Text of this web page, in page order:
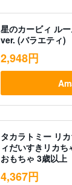
星のカービィ ル
ver. (バラエティ)
2,948円
タカラトミー リ
ィだいすきリカ
おもちゃ 3歳以上
4,367円